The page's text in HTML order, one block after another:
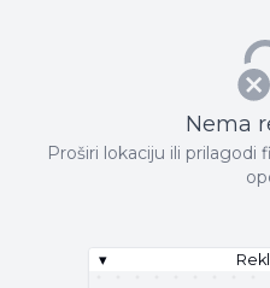
Nema
Proširi lokaciju ili prilagodi
▾